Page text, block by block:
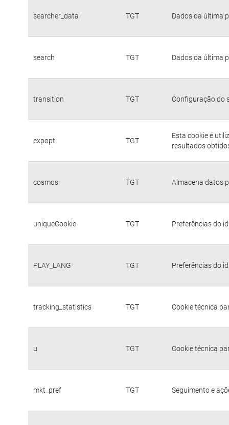
searcher_data TGT Dados da última
search TGT Dados da última
transition TGT Configuração do
expopt TGT
Esta cookie é
resultados
cosmos TGT Almacena datos
uniqueCookie TGT Preferências do
PLAY_LANG TGT Preferências do
tracking_statistics TGT Cookie técnica
u TGT Cookie técnica
mkt_pref TGT Seguimento e